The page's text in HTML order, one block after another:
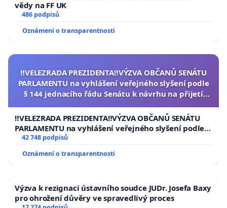
vědy na FF UK
486 podpisů
Oznámení o transparentnosti
‼️VELEZRADA PREZIDENTA‼️VÝZVA OBČANŮ SENÁTU
PARLAMENTU na vyhlášení veřejného slyšení podle
§ 144 jednacího řádu Senátu k návrhu na přijetí
republiky
‼️VELEZRADA PREZIDENTA‼️VÝZVA OBČANŮ SENÁTU
PARLAMENTU na vyhlášení veřejného slyšení podle §
144 jednacího řádu Senátu k návrhu na přijetí
usnesení k podání ústavní žaloby na prezidenta
republiky
42 748 podpisů
Oznámení o transparentnosti
Výzva k rezignaci ústavního soudce JUDr. Josefa Baxy
pro ohrožení důvěry ve spravedlivý proces